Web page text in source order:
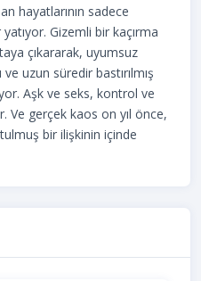
hayatlarının sadece
Gizemli bir kaçırma
çıkararak, uyumsuz
uzun süredir bastırılmış
Aşk ve seks, kontrol ve
Ve gerçek kaos on yıl önce,
bir ilişkinin içinde